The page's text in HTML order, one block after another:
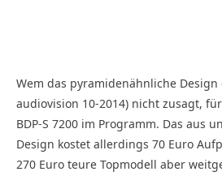
Wem das pyramidenähnliche Design
audiovision 10-2014) nicht zusagt,
BDP-S 7200 im Programm. Das aus
Design kostet allerdings 70 Euro
270 Euro teure Topmodell aber